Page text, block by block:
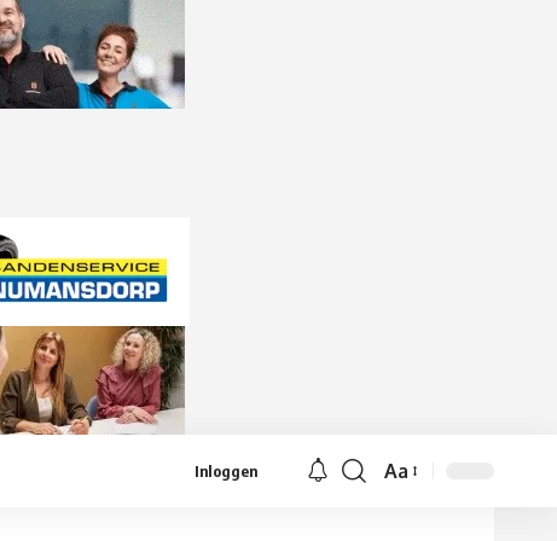
Inloggen
Lettergrootte
Aa